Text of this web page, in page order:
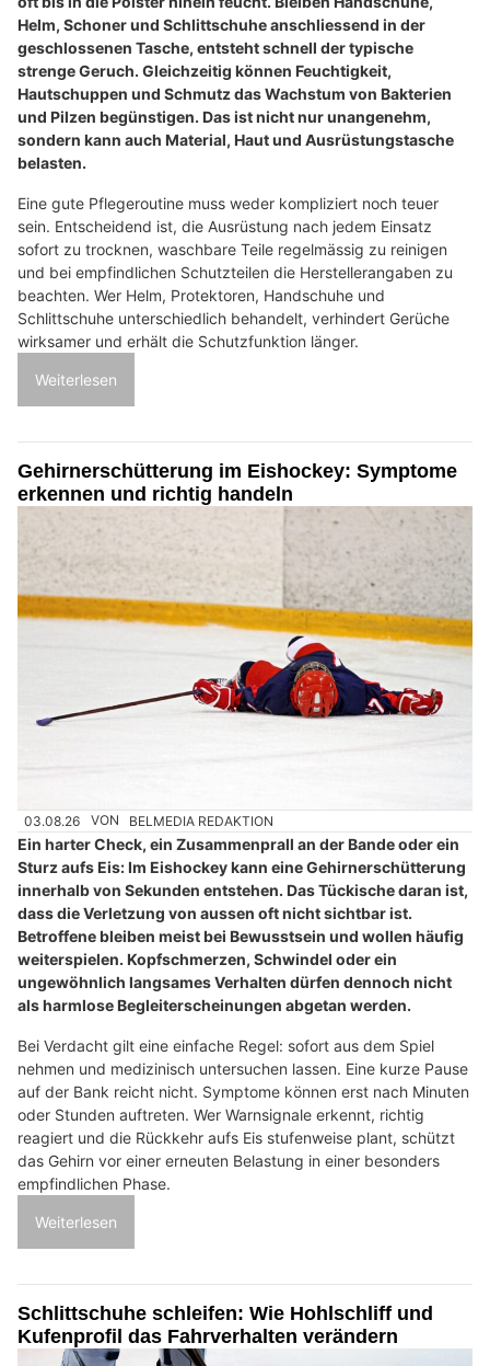
Helm, Schoner und Schlittschuhe anschliessend in der
geschlossenen Tasche, entsteht schnell der typische
strenge Geruch. Gleichzeitig können Feuchtigkeit,
Hautschuppen und Schmutz das Wachstum von Bakterien
und Pilzen begünstigen. Das ist nicht nur unangenehm,
sondern kann auch Material, Haut und Ausrüstungstasche
belasten.
Eine gute Pflegeroutine muss weder kompliziert noch teuer
sein. Entscheidend ist, die Ausrüstung nach jedem Einsatz
sofort zu trocknen, waschbare Teile regelmässig zu reinigen
und bei empfindlichen Schutzteilen die Herstellerangaben zu
beachten. Wer Helm, Protektoren, Handschuhe und
Schlittschuhe unterschiedlich behandelt, verhindert Gerüche
wirksamer und erhält die Schutzfunktion länger.
Weiterlesen
Gehirnerschütterung im Eishockey: Symptome
erkennen und richtig handeln
03.08.26 VON BELMEDIA REDAKTION
Ein harter Check, ein Zusammenprall an der Bande oder ein
Sturz aufs Eis: Im Eishockey kann eine Gehirnerschütterung
innerhalb von Sekunden entstehen. Das Tückische daran ist,
dass die Verletzung von aussen oft nicht sichtbar ist.
Betroffene bleiben meist bei Bewusstsein und wollen häufig
weiterspielen. Kopfschmerzen, Schwindel oder ein
ungewöhnlich langsames Verhalten dürfen dennoch nicht
als harmlose Begleiterscheinungen abgetan werden.
Bei Verdacht gilt eine einfache Regel: sofort aus dem Spiel
nehmen und medizinisch untersuchen lassen. Eine kurze Pause
auf der Bank reicht nicht. Symptome können erst nach Minuten
oder Stunden auftreten. Wer Warnsignale erkennt, richtig
reagiert und die Rückkehr aufs Eis stufenweise plant, schützt
das Gehirn vor einer erneuten Belastung in einer besonders
empfindlichen Phase.
Weiterlesen
Schlittschuhe schleifen: Wie Hohlschliff und
Kufenprofil das Fahrverhalten verändern